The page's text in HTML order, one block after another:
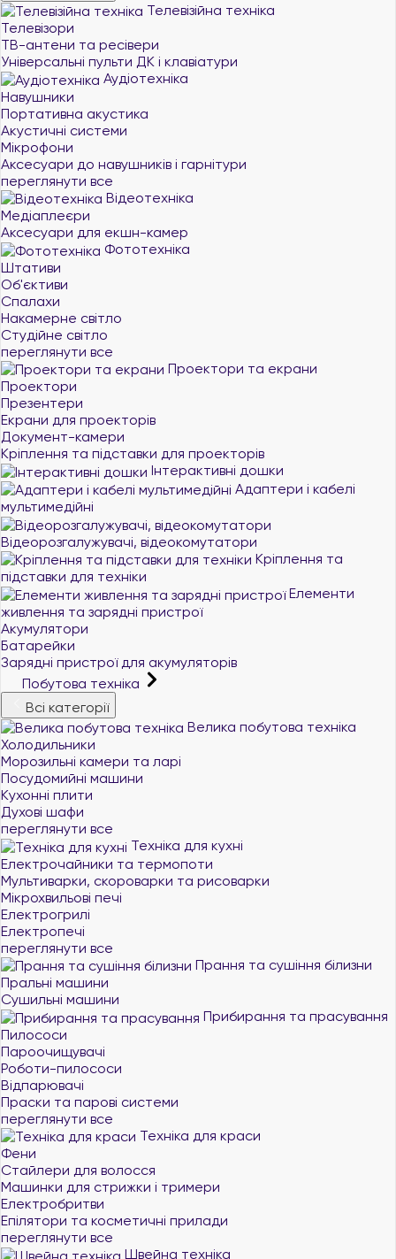
Телевізійна техніка
Телевізори
ТВ-антени та ресівери
Універсальні пульти ДК і клавіатури
Аудіотехніка
Навушники
Портативна акустика
Акустичні системи
Мікрофони
Аксесуари до навушників і гарнітури
переглянути все
Відеотехніка
Медіаплеєри
Аксесуари для екшн-камер
Фототехніка
Штативи
Об'єктиви
Спалахи
Накамерне світло
Студійне світло
переглянути все
Проектори та екрани
Проектори
Презентери
Екрани для проекторів
Документ-камери
Кріплення та підставки для проекторів
Інтерактивні дошки
Адаптери і кабелі
мультимедійні
Відеорозгалужувачі, відеокомутатори
Кріплення та
підставки для техніки
Елементи
живлення та зарядні пристрої
Акумулятори
Батарейки
Зарядні пристрої для акумуляторів
Побутова техніка
Всі категорії
Велика побутова техніка
Холодильники
Морозильні камери та ларі
Посудомийні машини
Кухонні плити
Духові шафи
переглянути все
Техніка для кухні
Електрочайники та термопоти
Мультиварки, скороварки та рисоварки
Мікрохвильові печі
Електрогрилі
Електропечі
переглянути все
Прання та сушіння білизни
Пральні машини
Сушильні машини
Прибирання та прасування
Пилососи
Пароочищувачі
Роботи-пилососи
Відпарювачі
Праски та парові системи
переглянути все
Техніка для краси
Фени
Стайлери для волосся
Машинки для стрижки і тримери
Електробритви
Епілятори та косметичні прилади
переглянути все
Швейна техніка